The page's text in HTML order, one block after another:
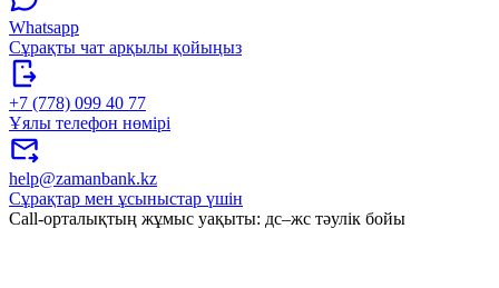
Whatsapp
Сұрақты чат арқылы қойыңыз
+7 (778) 099 40 77
Ұялы телефон нөмірі
help@zamanbank.kz
Сұрақтар мен ұсыныстар үшін
Call-орталықтың жұмыс уақыты: дс–жс тәулік бойы